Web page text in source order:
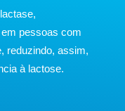
pessoas com
reduzindo, assim,
à lactose.